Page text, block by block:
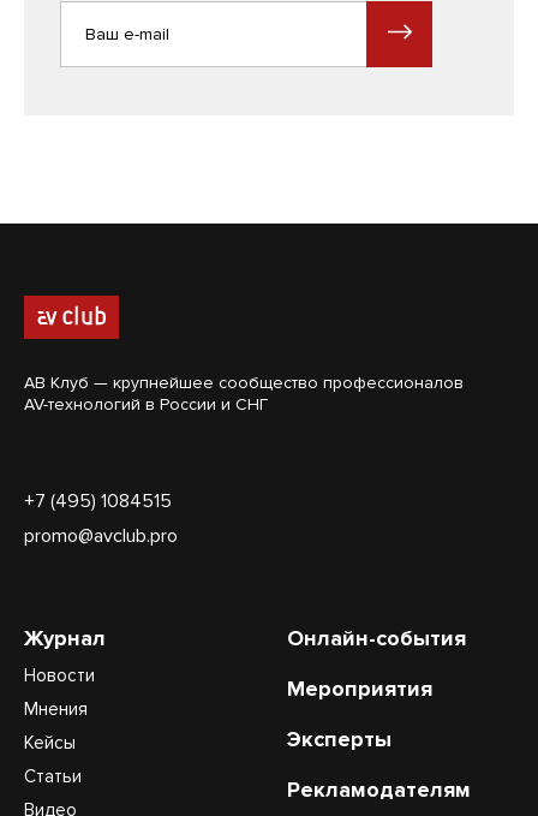
АВ Клуб — крупнейшее сообщество профессионалов
AV-технологий в России и СНГ
+7 (495) 1084515
promo@avclub.pro
Журнал
Новости
Мнения
Кейсы
Статьи
Видео
Онлайн-события
Мероприятия
Эксперты
Рекламодателям